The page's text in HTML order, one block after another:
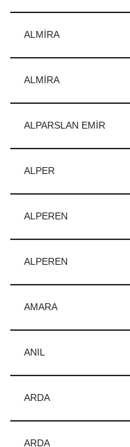
ALMİRA
ALMİRA
ALPARSLAN EMİR
ALPER
ALPEREN
ALPEREN
AMARA
ANIL
ARDA
ARDA